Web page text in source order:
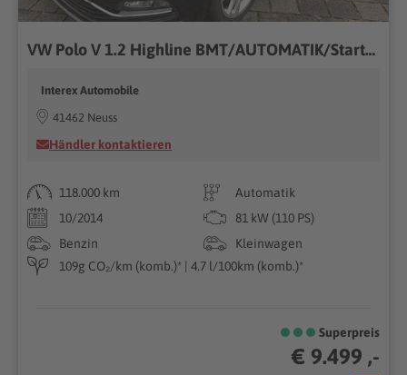
VW Polo V 1.2 Highline BMT/AUTOMATIK/Start-Stopp/++
Interex Automobile
41462 Neuss
Händler kontaktieren
118.000 km
Automatik
10/2014
81 kW (110 PS)
Benzin
Kleinwagen
109g CO₂/km (komb.)* | 4.7 l/100km (komb.)*
Superpreis
€ 9.499 ,-